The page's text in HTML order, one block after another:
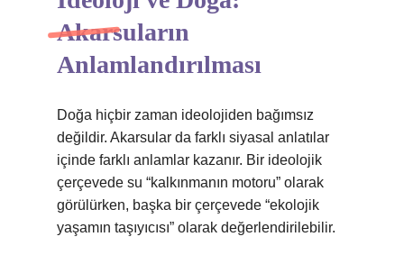
Akarsuların
Anlamlandırılması
Doğa hiçbir zaman ideolojiden bağımsız
değildir. Akarsular da farklı siyasal anlatılar
içinde farklı anlamlar kazanır. Bir ideolojik
çerçevede su “kalkınmanın motoru” olarak
görülürken, başka bir çerçevede “ekolojik
yaşamın taşıyıcısı” olarak değerlendirilebilir.